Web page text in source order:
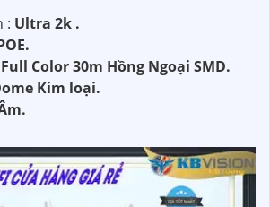
: Ultra 2k .
Full Color 30m Hồng Ngoại SMD.
Kim loại.